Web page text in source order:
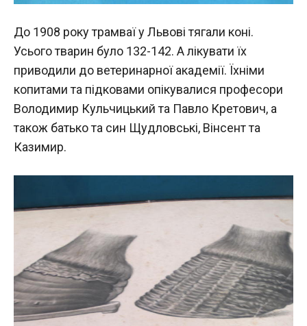
До 1908 року трамваї у Львові тягали коні.
Усього тварин було 132-142. А лікувати їх
приводили до ветеринарної академії. Їхніми
копитами та підковами опікувалися професори
Володимир Кульчицький та Павло Кретович, а
також батько та син Щудловські, Вінсент та
Казимир.